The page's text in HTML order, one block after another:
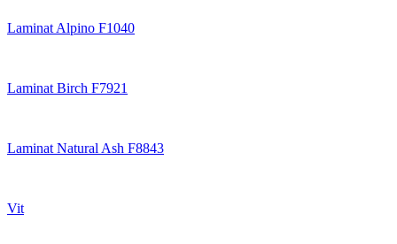
Laminat Alpino F1040
Laminat Birch F7921
Laminat Natural Ash F8843
Vit